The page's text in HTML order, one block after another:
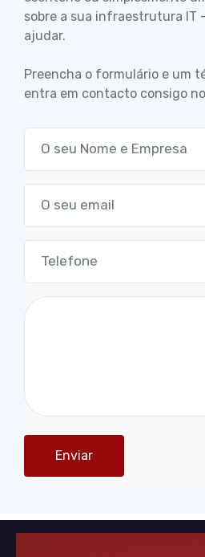
sobre a sua infraestrutura IT
ajudar.
Preencha o formulário e um
entra em contacto consigo